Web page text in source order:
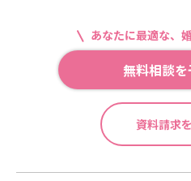
あなたに最適な、
無料相談
資料請求